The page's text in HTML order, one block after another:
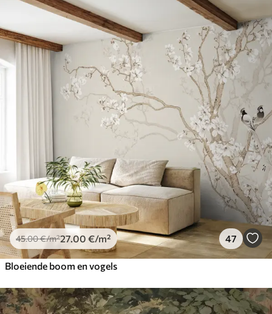
45.00€/m²27.00 €/m² 47
Bloeiende boom en vogels